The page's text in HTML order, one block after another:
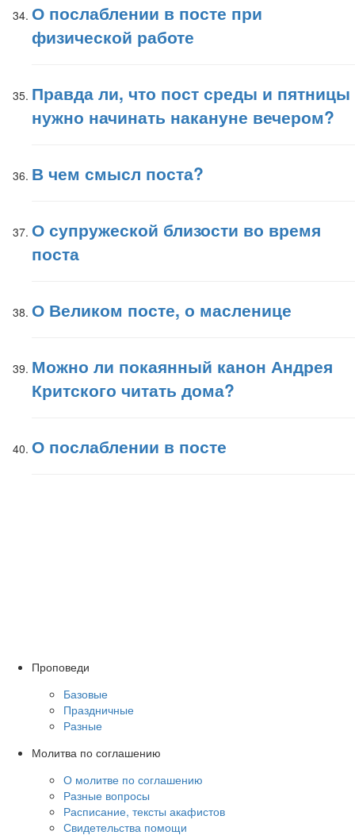
О послаблении в посте при
физической работе
Правда ли, что пост среды и пятницы
нужно начинать накануне вечером?
В чем смысл поста?
О супружеской близости во время
поста
О Великом посте, о масленице
Можно ли покаянный канон Андрея
Критского читать дома?
О послаблении в посте
Проповеди
Базовые
Праздничные
Разные
Молитва по соглашению
О молитве по соглашению
Разные вопросы
Расписание, тексты акафистов
Свидетельства помощи